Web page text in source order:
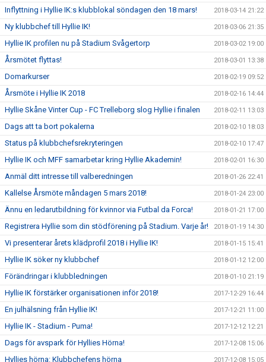
Inflyttning i Hyllie IK:s klubblokal söndagen den 18 mars! 2018-03-14 21:22
Ny klubbchef till Hyllie IK! 2018-03-06 21:35
Hyllie IK profilen nu på Stadium Svågertorp 2018-03-02 19:00
Årsmötet flyttas! 2018-03-01 13:38
Domarkurser 2018-02-19 09:52
Årsmöte i Hyllie IK 2018 2018-02-16 14:44
Hyllie Skåne Vinter Cup - FC Trelleborg slog Hyllie i finalen 2018-02-11 13:03
Dags att ta bort pokalerna 2018-02-10 18:03
Status på klubbchefsrekryteringen 2018-02-10 17:47
Hyllie IK och MFF samarbetar kring Hyllie Akademin! 2018-02-01 16:30
Anmäl ditt intresse till valberedningen 2018-01-26 22:41
Kallelse Årsmöte måndagen 5 mars 2018! 2018-01-24 23:00
Ännu en ledarutbildning för kvinnor via Futbal da Forca! 2018-01-21 17:00
Registrera Hyllie som din stödförening på Stadium. Varje år! 2018-01-19 14:30
Vi presenterar årets klädprofil 2018 i Hyllie IK! 2018-01-15 15:41
Hyllie IK söker ny klubbchef 2018-01-12 12:00
Förändringar i klubbledningen 2018-01-10 21:19
Hyllie IK förstärker organisationen inför 2018! 2017-12-29 16:44
En julhälsning från Hyllie IK! 2017-12-21 11:00
Hyllie IK - Stadium - Puma! 2017-12-12 12:21
Dags för avspark för Hyllies Hörna! 2017-12-08 15:06
Hyllies hörna: Klubbchefens hörna 2017-12-08 15:05